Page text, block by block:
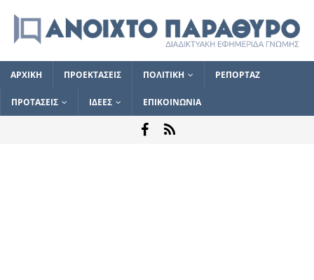
ΑΡΧΙΚΗ ΠΡΟΕΚΤΑΣΕΙΣ ΠΟΛΙΤΙΚΗ ΡΕΠΟΡΤΑΖ
ΠΡΟΤΑΣΕΙΣ ΙΔΕΕΣ ΕΠΙΚΟΙΝΩΝΙΑ